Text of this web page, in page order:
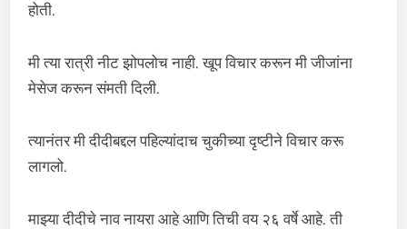
होती.
मी त्या रात्री नीट झोपलोच नाही. खूप विचार करून मी जीजांना
मेसेज करून संमती दिली.
त्यानंतर मी दीदीबद्दल पहिल्यांदाच चुकीच्या दृष्टीने विचार करू
लागलो.
माझ्या दीदीचे नाव नायरा आहे आणि तिची वय २६ वर्षे आहे. ती